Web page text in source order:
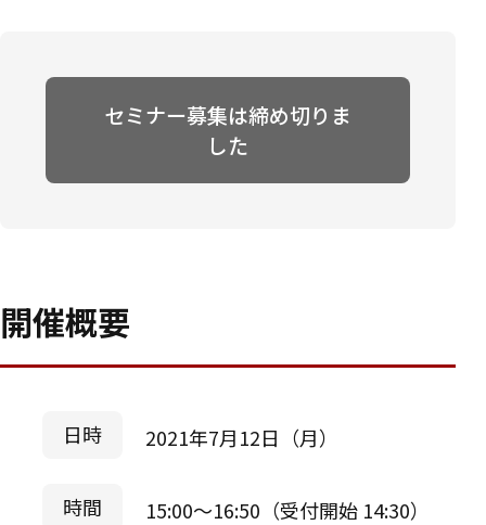
セミナー募集は締め切りま
した
開催概要
日時 2021年7月12日（月）
時間 15:00～16:50（受付開始 14:30）